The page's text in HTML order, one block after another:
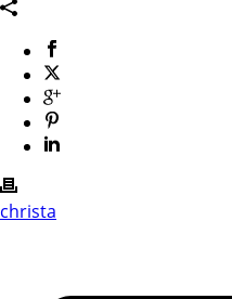
christa